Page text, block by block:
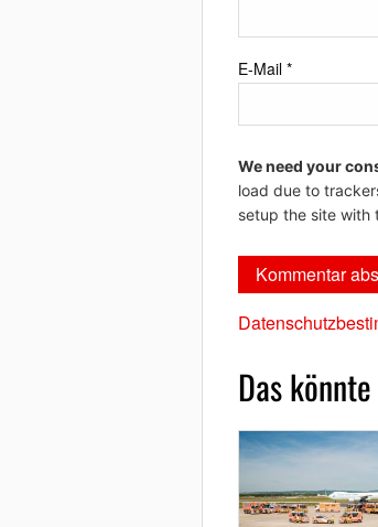
E-Mail *
We need your
load due to
setup the site with
Das